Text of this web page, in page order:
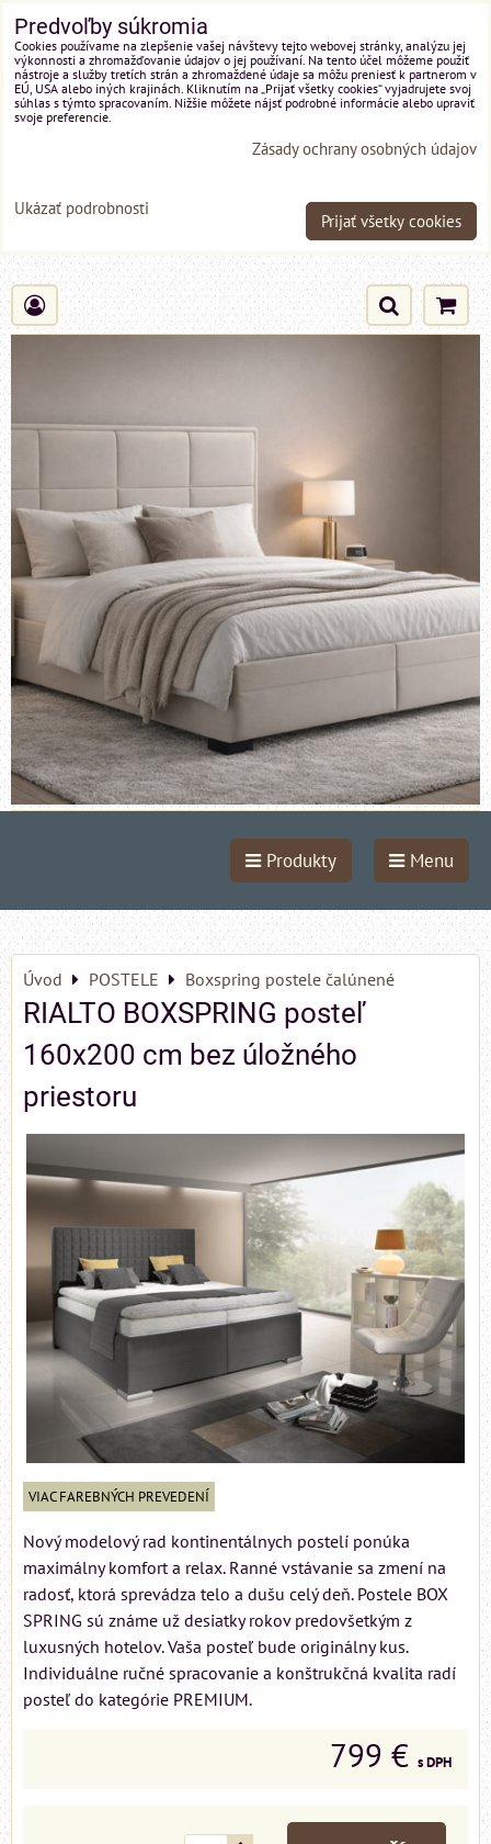
Produkty Menu
Úvod POSTELE Boxspring postele čalúnené
RIALTO BOXSPRING posteľ
160x200 cm bez úložného
priestoru
VIAC FAREBNÝCH PREVEDENÍ
Nový modelový rad kontinentálnych postelí ponúka
maximálny komfort a relax. Ranné vstávanie sa zmení na
radosť, ktorá sprevádza telo a dušu celý deň. Postele BOX
SPRING sú známe už desiatky rokov predovšetkým z
luxusných hotelov. Vaša posteľ bude originálny kus.
Individuálne ručné spracovanie a konštrukčná kvalita radí
posteľ do kategórie PREMIUM.
799 € s DPH
Predvoľby súkromia
Cookies používame na zlepšenie vašej návštevy tejto webovej stránky, analýzu jej
výkonnosti a zhromažďovanie údajov o jej používaní. Na tento účel môžeme použiť
nástroje a služby tretích strán a zhromaždené údaje sa môžu preniesť k partnerom v
EÚ, USA alebo iných krajinách. Kliknutím na „Prijať všetky cookies“ vyjadrujete svoj
súhlas s týmto spracovaním. Nižšie môžete nájsť podrobné informácie alebo upraviť
svoje preferencie.
Zásady ochrany osobných údajov
Ukázať podrobnosti
Prijať všetky cookies